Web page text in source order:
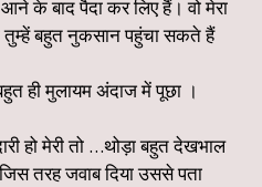
के बाद पैदा कर लिए हैं। वो मेरा
तुम्हें बहुत नुकसान पहुंचा सकते हैं
ही मुलायम अंदाज में पूछा ।
हो मेरी तो …थोड़ा बहुत देखभाल
तरह जवाब दिया उससे पता